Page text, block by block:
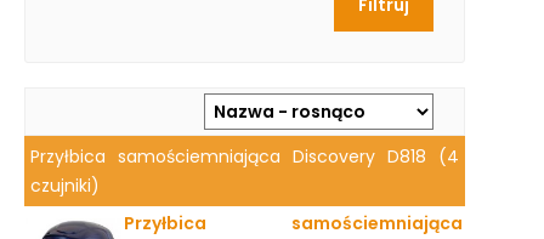
Przyłbica samościemniająca Discovery D818 (4
czujniki)
Przyłbica samościemniająca